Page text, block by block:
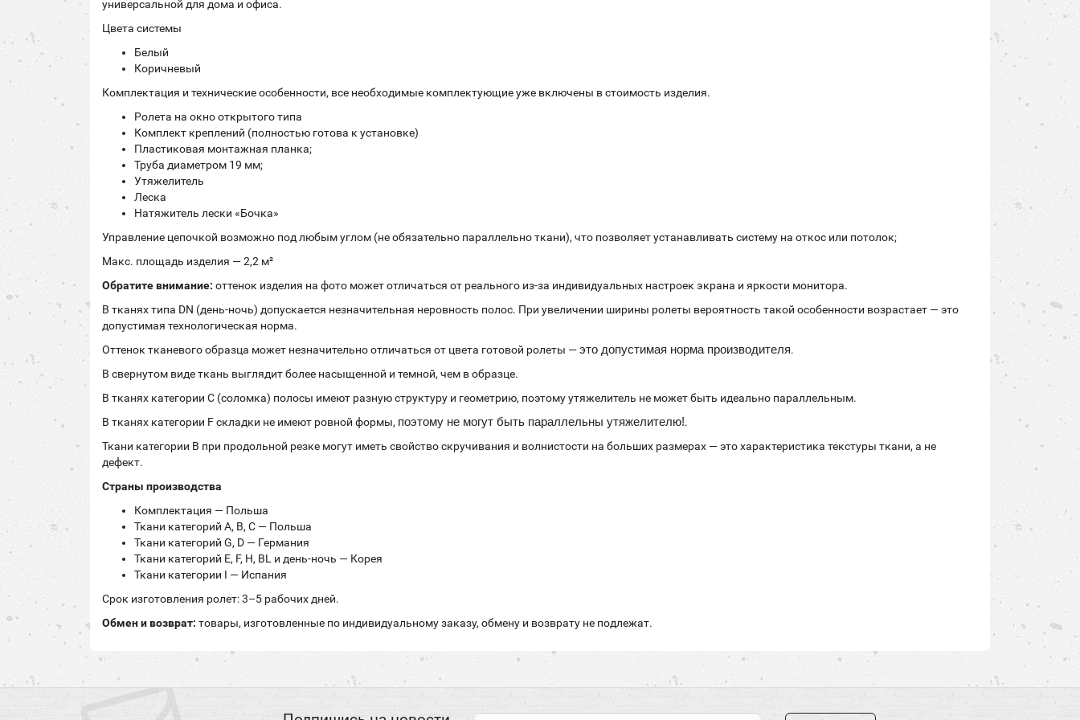
универсальной для дома и офиса.
Цвета системы
Белый
Коричневый
Комплектация и технические особенности, все необходимые комплектующие уже включены в стоимость изделия.
Ролета на окно открытого типа
Комплект креплений (полностью готова к установке)
Пластиковая монтажная планка;
Труба диаметром 19 мм;
Утяжелитель
Леска
Натяжитель лески «Бочка»
Управление цепочкой возможно под любым углом (не обязательно параллельно ткани), что позволяет устанавливать систему на откос или потолок;
Макс. площадь изделия — 2,2 м²
Обратите внимание: оттенок изделия на фото может отличаться от реального из-за индивидуальных настроек экрана и яркости монитора.
В тканях типа DN (день-ночь) допускается незначительная неровность полос. При увеличении ширины ролеты вероятность такой особенности возрастает — это
допустимая технологическая норма.
Оттенок тканевого образца может незначительно отличаться от цвета готовой ролеты —это допустимая норма производителя.
В свернутом виде ткань выглядит более насыщенной и темной, чем в образце.
В тканях категории C (соломка) полосы имеют разную структуру и геометрию, поэтому утяжелитель не может быть идеально параллельным.
В тканях категории F складки не имеют ровной формы, поэтому не могут быть параллельны утяжелителю!.
Ткани категории B при продольной резке могут иметь свойство скручивания и волнистости на больших размерах — это характеристика текстуры ткани, а не
дефект.
Страны производства
Комплектация — Польша
Ткани категорий A, B, C — Польша
Ткани категорий G, D — Германия
Ткани категорий E, F, H, BL и день-ночь — Корея
Ткани категории I — Испания
Срок изготовления ролет: 3–5 рабочих дней.
Обмен и возврат: товары, изготовленные по индивидуальному заказу, обмену и возврату не подлежат.